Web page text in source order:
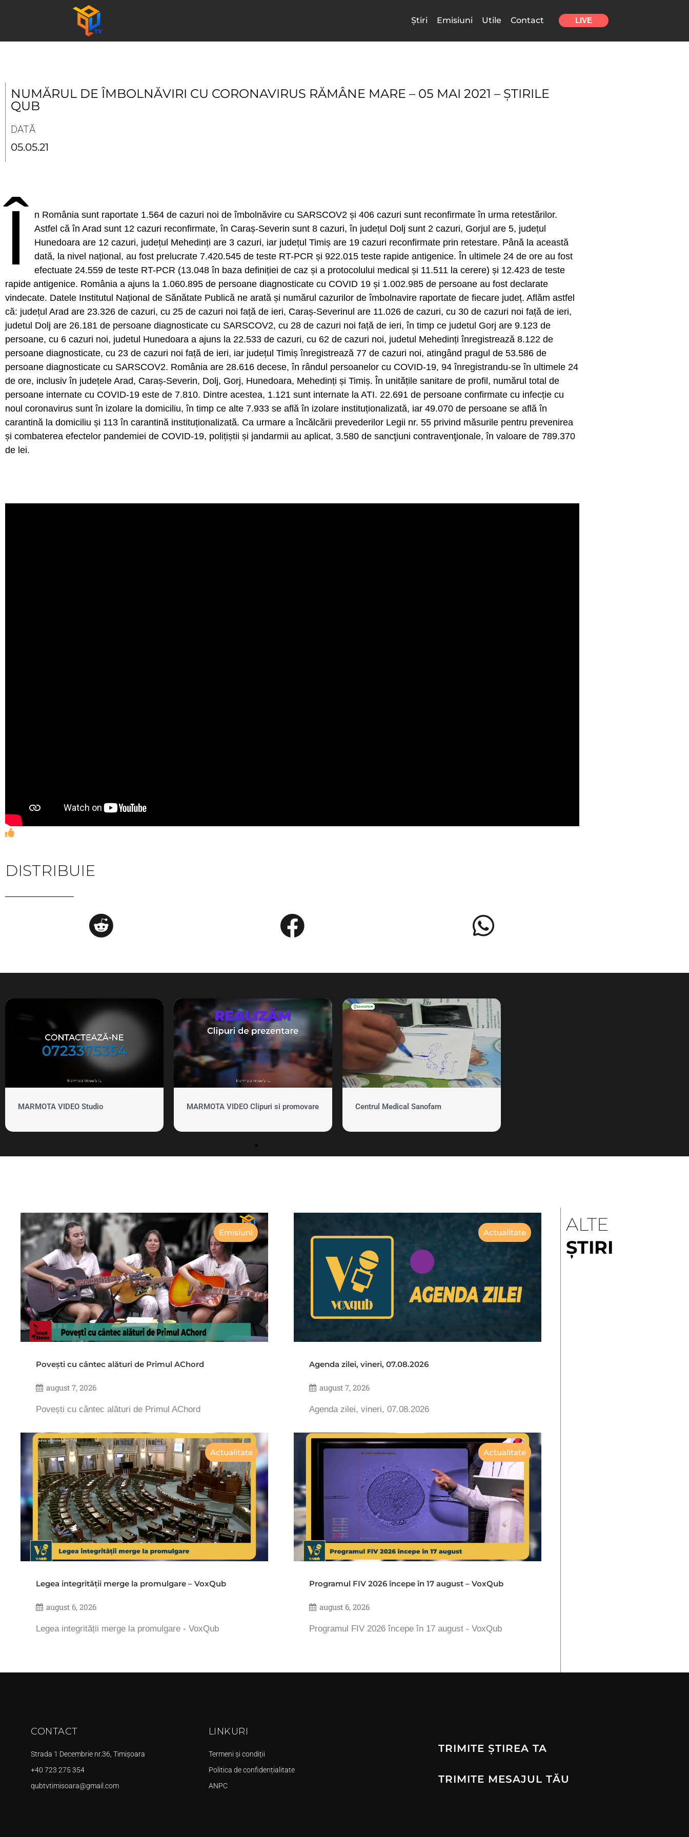
Știri Emisiuni Utile Contact LIVE
NUMĂRUL DE ÎMBOLNĂVIRI CU CORONAVIRUS RĂMÂNE MARE – 05 MAI 2021 – ȘTIRILE
QUB
DATĂ
05.05.21
Î
n România sunt raportate 1.564 de cazuri noi de îmbolnăvire cu SARSCOV2 și 406 cazuri sunt reconfirmate în urma retestărilor.
Astfel că în Arad sunt 12 cazuri reconfirmate, în Caraș-Severin sunt 8 cazuri, în județul Dolj sunt 2 cazuri, Gorjul are 5, județul
Hunedoara are 12 cazuri, județul Mehedinți are 3 cazuri, iar județul Timiș are 19 cazuri reconfirmate prin retestare. Până la această
dată, la nivel național, au fost prelucrate 7.420.545 de teste RT-PCR și 922.015 teste rapide antigenice. În ultimele 24 de ore au fost
efectuate 24.559 de teste RT-PCR (13.048 în baza definiției de caz și a protocolului medical și 11.511 la cerere) și 12.423 de teste
rapide antigenice. România a ajuns la 1.060.895 de persoane diagnosticate cu COVID 19 și 1.002.985 de persoane au fost declarate
vindecate. Datele Institutul Național de Sănătate Publică ne arată și numărul cazurilor de îmbolnavire raportate de fiecare județ. Aflăm astfel
că: județul Arad are 23.326 de cazuri, cu 25 de cazuri noi față de ieri, Caraș-Severinul are 11.026 de cazuri, cu 30 de cazuri noi față de ieri,
judetul Dolj are 26.181 de persoane diagnosticate cu SARSCOV2, cu 28 de cazuri noi față de ieri, în timp ce judetul Gorj are 9.123 de
persoane, cu 6 cazuri noi, judetul Hunedoara a ajuns la 22.533 de cazuri, cu 62 de cazuri noi, judetul Mehedinți înregistrează 8.122 de
persoane diagnosticate, cu 23 de cazuri noi față de ieri, iar județul Timiș înregistrează 77 de cazuri noi, atingând pragul de 53.586 de
persoane diagnosticate cu SARSCOV2. România are 28.616 decese, în rândul persoanelor cu COVID-19, 94 înregistrandu-se în ultimele 24
de ore, inclusiv în județele Arad, Caraș-Severin, Dolj, Gorj, Hunedoara, Mehedinți și Timiș. În unitățile sanitare de profil, numărul total de
persoane internate cu COVID-19 este de 7.810. Dintre acestea, 1.121 sunt internate la ATI. 22.691 de persoane confirmate cu infecție cu
noul coronavirus sunt în izolare la domiciliu, în timp ce alte 7.933 se află în izolare instituționalizată, iar 49.070 de persoane se află în
carantină la domiciliu și 113 în carantină instituționalizată. Ca urmare a încălcării prevederilor Legii nr. 55 privind măsurile pentru prevenirea
și combaterea efectelor pandemiei de COVID-19, polițiștii și jandarmii au aplicat, 3.580 de sancţiuni contravenţionale, în valoare de 789.370
de lei.
DISTRIBUIE
MARMOTA VIDEO Studio MARMOTA VIDEO Clipuri si promovare Centrul Medical Sanofam
Emisiuni
Povești cu cântec alături de Primul AChord
august 7, 2026
Povești cu cântec alături de Primul AChord
Actualitate
Agenda zilei, vineri, 07.08.2026
august 7, 2026
Agenda zilei, vineri, 07.08.2026
Actualitate
Legea integrității merge la promulgare – VoxQub
august 6, 2026
Legea integrității merge la promulgare - VoxQub
Actualitate
Programul FIV 2026 începe în 17 august – VoxQub
august 6, 2026
Programul FIV 2026 începe în 17 august - VoxQub
ALTE
ȘTIRI
CONTACT
Strada 1 Decembrie nr.36, Timișoara
+40 723 275 354
qubtvtimisoara@gmail.com
LINKURI
Termeni și condiții
Politica de confidențialitate
ANPC
TRIMITE ȘTIREA TA
TRIMITE MESAJUL TĂU